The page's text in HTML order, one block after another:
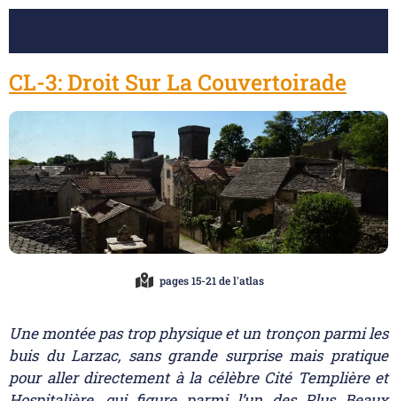
CL-3: Droit Sur La Couvertoirade
pages 15-21 de l'atlas
Une montée pas trop physique et un tronçon parmi les
buis du Larzac, sans grande surprise mais pratique
pour aller directement à la célèbre Cité Templière et